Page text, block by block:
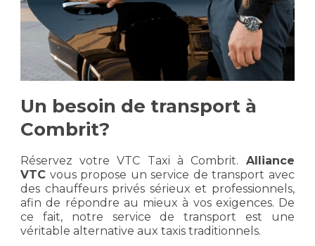
Un besoin de transport à
Combrit?
Réservez votre VTC Taxi à Combrit. Alliance
VTC vous propose un service de transport avec
des chauffeurs privés sérieux et professionnels,
afin de répondre au mieux à vos exigences. De
ce fait, notre service de transport est une
véritable alternative aux taxis traditionnels.